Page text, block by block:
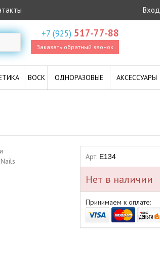
Вход
+7 (925) 517-77-88
Заказать обратный звонок
ВОСК ОДНОРАЗОВЫЕ АКСЕССУАРЫ
Арт. E134
Нет в наличии
Принимаем к оплате: